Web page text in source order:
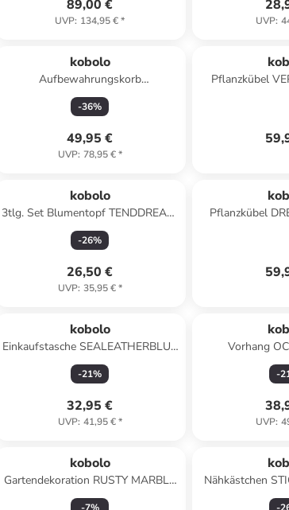
89,00 €
UVP: 134,95 €* UVP:
kobolo
Aufbewahrungskorb
KUBUOVALGRY in Grau
-36%
49,95 €
UVP: 78,95 €*
Pflanzkübel
kobolo
3tlg. Set Blumentopf TENDDREAW
in Beige
-26%
26,50 €
UVP: 35,95 €*
Pflanzkübel
kobolo
Einkaufstasche SEALEATHERBLUE
in Blau
-21%
32,95 €
UVP: 41,95 €*
Vorhang
-
UVP:
kobolo
Gartendekoration RUSTY MARBLE
in Braun
Nähkästchen